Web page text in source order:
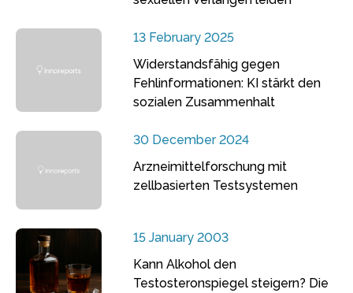
13 February 2025
Widerstandsfähig gegen
Fehlinformationen: KI stärkt den
sozialen Zusammenhalt
30 December 2024
Arzneimittelforschung mit
zellbasierten Testsystemen
15 January 2003
Kann Alkohol den
Testosteronspiegel steigern? Die